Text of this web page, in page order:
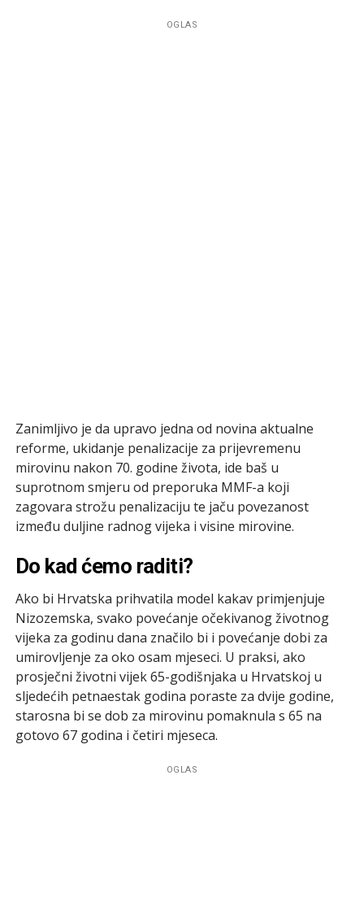
OGLAS
Zanimljivo je da upravo jedna od novina aktualne
reforme, ukidanje penalizacije za prijevremenu
mirovinu nakon 70. godine života, ide baš u
suprotnom smjeru od preporuka MMF-a koji
zagovara strožu penalizaciju te jaču povezanost
između duljine radnog vijeka i visine mirovine.
Do kad ćemo raditi?
Ako bi Hrvatska prihvatila model kakav primjenjuje
Nizozemska, svako povećanje očekivanog životnog
vijeka za godinu dana značilo bi i povećanje dobi za
umirovljenje za oko osam mjeseci. U praksi, ako
prosječni životni vijek 65-godišnjaka u Hrvatskoj u
sljedećih petnaestak godina poraste za dvije godine,
starosna bi se dob za mirovinu pomaknula s 65 na
gotovo 67 godina i četiri mjeseca.
OGLAS